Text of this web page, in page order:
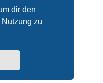
dir den
zu